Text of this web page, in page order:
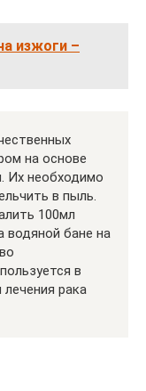
изжоги –
на основе
Их необходимо
в пыль.
100мл
водяной бане на
в
рака